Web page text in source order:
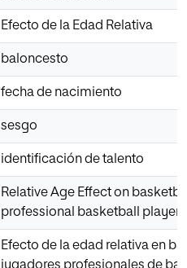
Efecto de la Edad Relativa
baloncesto
fecha de nacimiento
sesgo
identificación de talento
Relative Age Effect on
professional basketball players
Efecto de la edad relativa en
jugadores profesionales de